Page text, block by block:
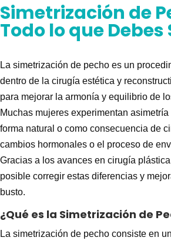
Simetrización de
Todo lo que Debes
La simetrización de pecho es un
dentro de la cirugía estética y
para mejorar la armonía y equilibrio de
Muchas mujeres experimentan
forma natural o como consecuencia de
cambios hormonales o el proceso de
Gracias a los avances en cirugía
posible corregir estas diferencias y
busto.
¿Qué es la Simetrización de
La simetrización de pecho consiste en